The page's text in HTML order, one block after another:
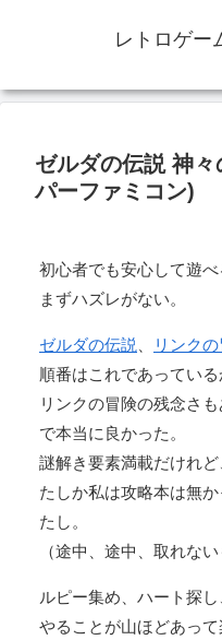
レトロゲー
ゼルダの伝説 神
パーファミコン)
初心者でも安心して遊べ
まずハズレがない。
ゼルダの伝説 リンク
順番はこれであっている
リンクの冒険の残念さ
で本当に良かった。
謎解き要素満載だけれど
たしか私は攻略本は無
たし。
（途中、途中、取れな
ルピー集め、ハート探し
やることが山ほどあって